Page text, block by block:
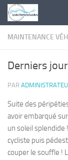
Skip to content
MAINTENANCE
Derniers
PAR
Suite des
avoir embarqué
un soleil splendide
cycliste puis
couper le souffle !